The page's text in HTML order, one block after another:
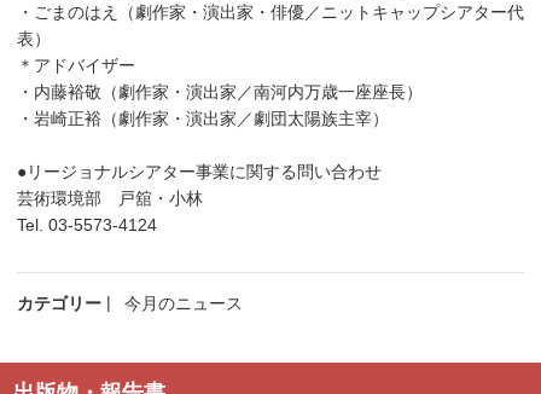
・ごまのはえ（劇作家・演出家・俳優／ニットキャップシアター代
表）
＊アドバイザー
・内藤裕敬（劇作家・演出家／南河内万歳一座座長）
・岩崎正裕（劇作家・演出家／劇団太陽族主宰）
●リージョナルシアター事業に関する問い合わせ
芸術環境部 戸舘・小林
Tel. 03-5573-4124
カテゴリー 今月のニュース